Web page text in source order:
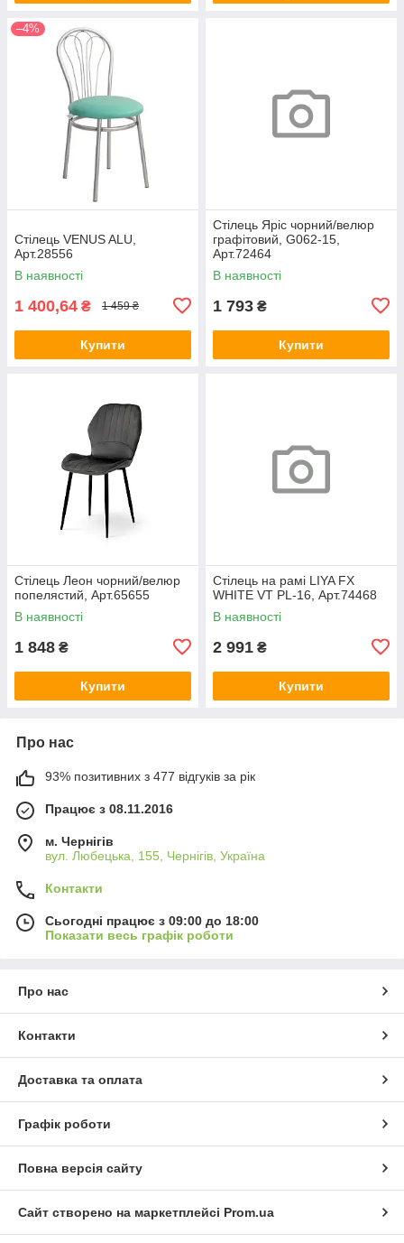
–4%
Стілець VENUS ALU,
Арт.28556
В наявності
1 400,64 ₴ 1 459 ₴
Купити
Стілець Яріс чорний/велюр
графітовий, G062-15,
Арт.72464
В наявності
1 793 ₴
Купити
Стілець Леон чорний/велюр
попелястий, Арт.65655
В наявності
1 848 ₴
Купити
Стілець на рамі LIYA FX
WHITE VT PL-16, Арт.74468
В наявності
2 991 ₴
Купити
Про нас
93% позитивних з 477 відгуків за рік
Працює з 08.11.2016
м. Чернігів
вул. Любецька, 155, Чернігів, Україна
Контакти
Сьогодні працює з 09:00 до 18:00
Показати весь графік роботи
Про нас
Контакти
Доставка та оплата
Графік роботи
Повна версія сайту
Сайт створено на маркетплейсі Prom.ua